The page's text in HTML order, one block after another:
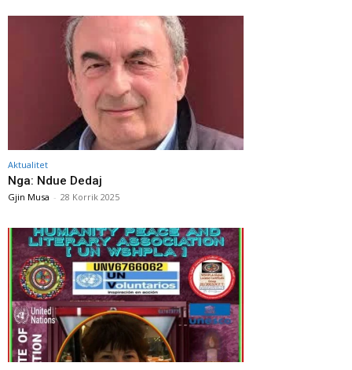
Aktualitet
Nga: Ndue Dedaj
Gjin Musa - 28 Korrik 2025